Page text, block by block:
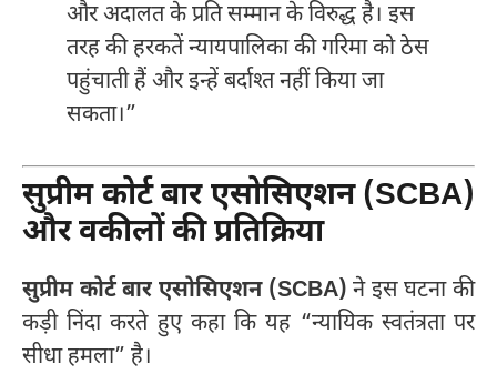
और अदालत के प्रति सम्मान के विरुद्ध है। इस
तरह की हरकतें न्यायपालिका की गरिमा को ठेस
पहुंचाती हैं और इन्हें बर्दाश्त नहीं किया जा
सकता।”
सुप्रीम कोर्ट बार एसोसिएशन (SCBA)
और वकीलों की प्रतिक्रिया
सुप्रीम कोर्ट बार एसोसिएशन (SCBA) ने इस घटना की
कड़ी निंदा करते हुए कहा कि यह “न्यायिक स्वतंत्रता पर
सीधा हमला” है।